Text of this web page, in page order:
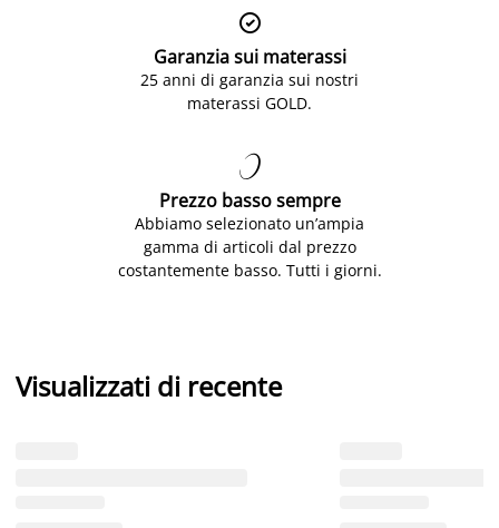

Garanzia sui materassi
25 anni di garanzia sui nostri
materassi GOLD.

Prezzo basso sempre
Abbiamo selezionato un’ampia
gamma di articoli dal prezzo
costantemente basso. Tutti i giorni.
Visualizzati di recente